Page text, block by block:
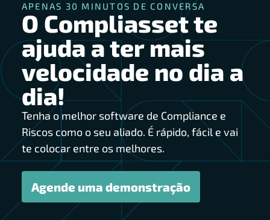
APENAS 30 MINUTOS DE CONVERSA
O Compliasset te
ajuda a ter mais
velocidade no dia a
dia!
Tenha o melhor software de Compliance e
Riscos como o seu aliado. É rápido, fácil e vai
te colocar entre os melhores.
Agende uma demonstração